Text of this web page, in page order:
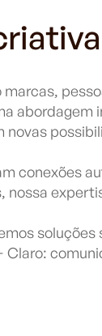
conexões
nossa
Claro: